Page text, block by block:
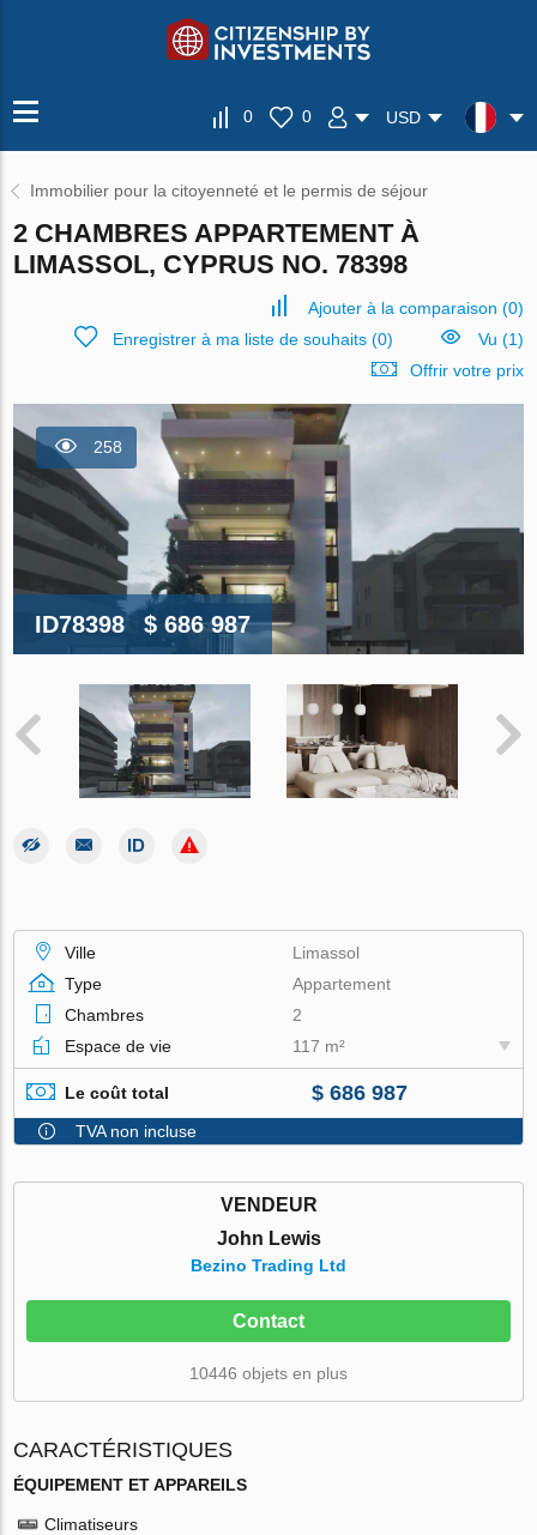
0 0 USD
Immobilier pour la citoyenneté et le permis de séjour
2 CHAMBRES APPARTEMENT À
LIMASSOL, CYPRUS NO. 78398
Ajouter à la comparaison (0)
Enregistrer à ma liste de souhaits(0)
Vu (1)
Offrir votre prix
258
ID78398 $ 686 987
Ville
Limassol
Type
Appartement
Chambres
2
Espace de vie
117 m²
Le coût total $ 686 987
TVA non incluse
VENDEUR
John Lewis
Bezino Trading Ltd
Contact
10446 objets en plus
CARACTÉRISTIQUES
ÉQUIPEMENT ET APPAREILS
Climatiseurs